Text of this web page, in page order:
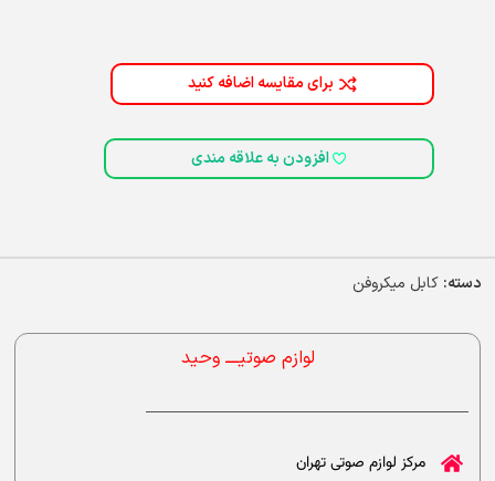
برای مقایسه اضافه کنید
افزودن به علاقه مندی
دسته: کابل میکروفن
لوازم صوتیــــ وحید
مرکز لوازم صوتی تهران